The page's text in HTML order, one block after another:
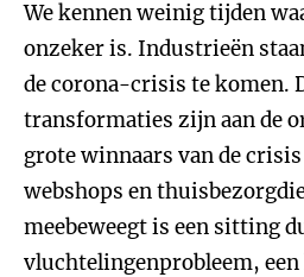
We kennen weinig tijden
onzeker is. Industrieën
de corona-crisis te komen.
transformaties zijn aan de
grote winnaars van de crisis
webshops en
meebeweegt is een sitting
vluchtelingenprobleem,